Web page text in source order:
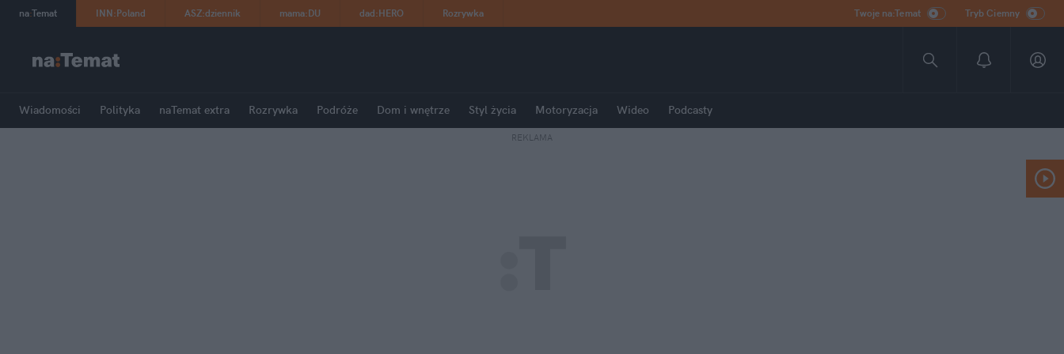
na:Temat INN:Poland ASZ:dziennik mama:DU dad:HERO Rozrywka Twoje na:Temat Tryb Ciemny
Wiadomości Polityka naTemat extra Rozrywka Podróże Dom i wnętrze Styl życia Motoryzacja Wideo Podcasty
REKLAMA